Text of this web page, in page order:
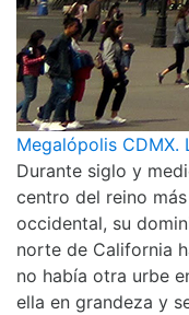
Megalópolis CDMX.
Durante siglo y
centro del reino
occidental, su
norte de California
no había otra urbe
ella en grandeza y